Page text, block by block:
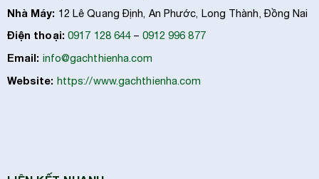
Nhà Máy: 12 Lê Quang Định, An Phước, Long Thành, Đồng Nai
Điện thoại: 0917 128 644 – 0912 996 877
Email: info@gachthienha.com
Website: https://www.gachthienha.com